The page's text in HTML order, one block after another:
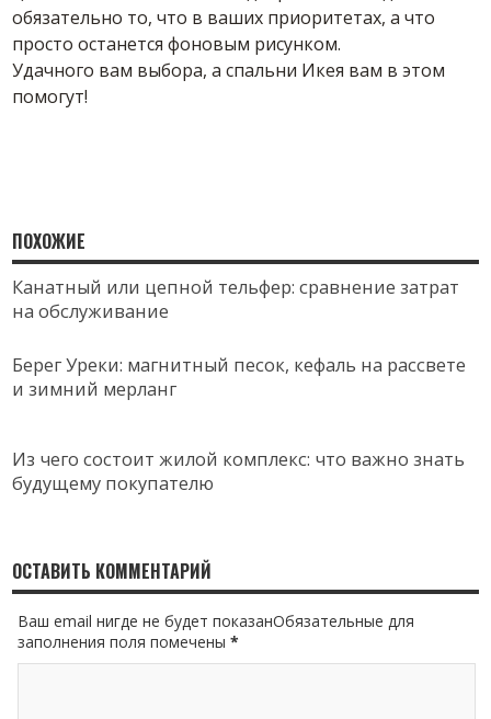
обязательно то, что в ваших приоритетах, а что
просто останется фоновым рисунком.
Удачного вам выбора, а спальни Икея вам в этом
помогут!
ПОХОЖИЕ
Канатный или цепной тельфер: сравнение затрат
на обслуживание
Берег Уреки: магнитный песок, кефаль на рассвете
и зимний мерланг
Из чего состоит жилой комплекс: что важно знать
будущему покупателю
ОСТАВИТЬ КОММЕНТАРИЙ
Ваш email нигде не будет показанОбязательные для
заполнения поля помечены*